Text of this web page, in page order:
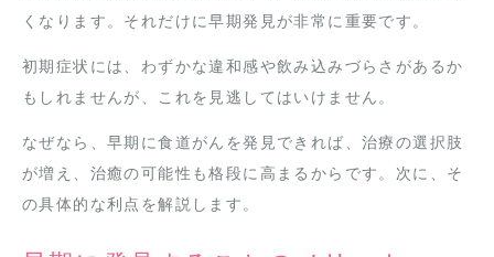
くなります。それだけに早期発見が非常に重要です。
初期症状には、わずかな違和感や飲み込みづらさがあるか
もしれませんが、これを見逃してはいけません。
なぜなら、早期に食道がんを発見できれば、治療の選択肢
が増え、治癒の可能性も格段に高まるからです。次に、そ
の具体的な利点を解説します。